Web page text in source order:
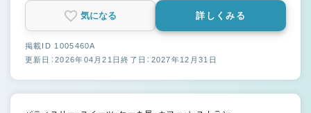
気になる 詳しくみる
掲載ID 1005460A
更新日：2026年04月21日終了日：2027年12月31日